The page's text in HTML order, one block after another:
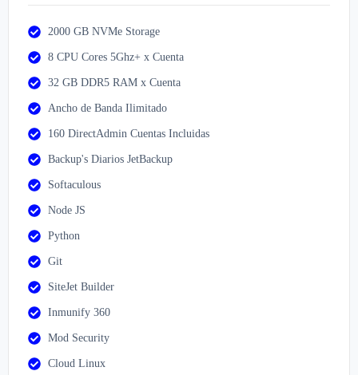
2000 GB NVMe Storage
8 CPU Cores 5Ghz+ x Cuenta
32 GB DDR5 RAM x Cuenta
Ancho de Banda Ilimitado
160 DirectAdmin Cuentas Incluidas
Backup's Diarios JetBackup
Softaculous
Node JS
Python
Git
SiteJet Builder
Inmunify 360
Mod Security
Cloud Linux